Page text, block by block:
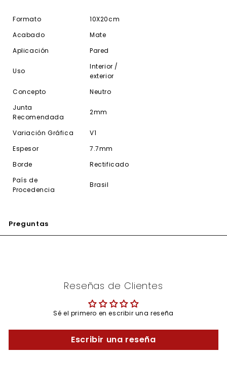
Formato
10X20cm
Acabado
Mate
Aplicación
Pared
Uso
Interior /
exterior
Concepto
Neutro
Junta
Recomendada
2mm
Variación Gráfica
V1
Espesor
7.7mm
Borde
Rectificado
País de
Procedencia
Brasil
Preguntas
Reseñas de Clientes
Sé el primero en escribir una reseña
Escribir una reseña